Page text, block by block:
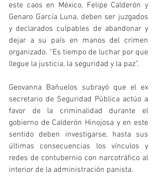
este caos en México, Felipe Calderón y
Genaro García Luna, deben ser juzgados
y declarados culpables de abandonar y
dejar a su país en manos del crimen
organizado. “Es tiempo de luchar por que
llegue la justicia, la seguridad y la paz”.
Geovanna Bañuelos subrayó que el ex
secretario de Seguridad Pública actúo a
favor de la criminalidad durante el
gobierno de Calderón Hinojosa y en este
sentido deben investigarse, hasta sus
últimas consecuencias los vínculos y
redes de contubernio con narcotráfico al
interior de la administración panista.